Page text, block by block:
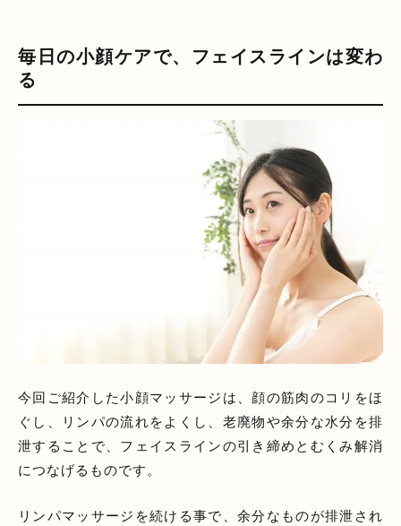
毎日の小顔ケアで、フェイスラインは変わ
る
今回ご紹介した小顔マッサージは、顔の筋肉のコリをほ
ぐし、リンパの流れをよくし、老廃物や余分な水分を排
泄することで、フェイスラインの引き締めとむくみ解消
につなげるものです。
リンパマッサージを続ける事で、余分なものが排泄され